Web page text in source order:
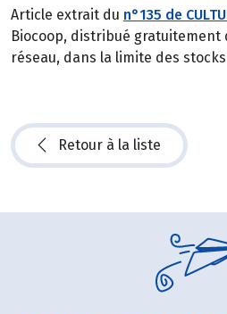
Article extrait du n°135 de
Biocoop, distribué gratuitement
réseau, dans la limite des
Retour à la liste